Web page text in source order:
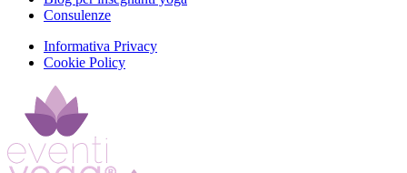
Consulenze
Informativa Privacy
Cookie Policy